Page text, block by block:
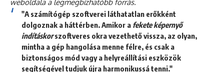
weboldala a legmegbízhatóbb forrás.
"A számítógép szoftverei láthatatlan erőkként
dolgoznak a háttérben. Amikor a fekete képernyő
indításkorszoftveres okra vezethető vissza, az olyan,
mintha a gép hangolása menne félre, és csak a
biztonságos mód vagy a helyreállítási eszközök
segítségével tudjuk újra harmonikussá tenni."